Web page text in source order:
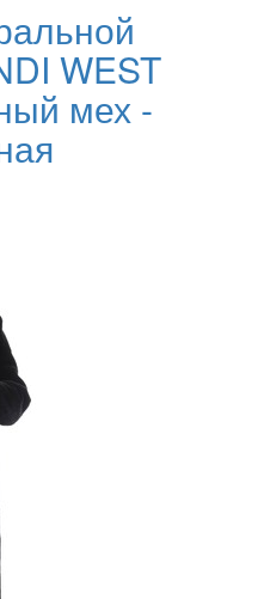
WEST
мех -